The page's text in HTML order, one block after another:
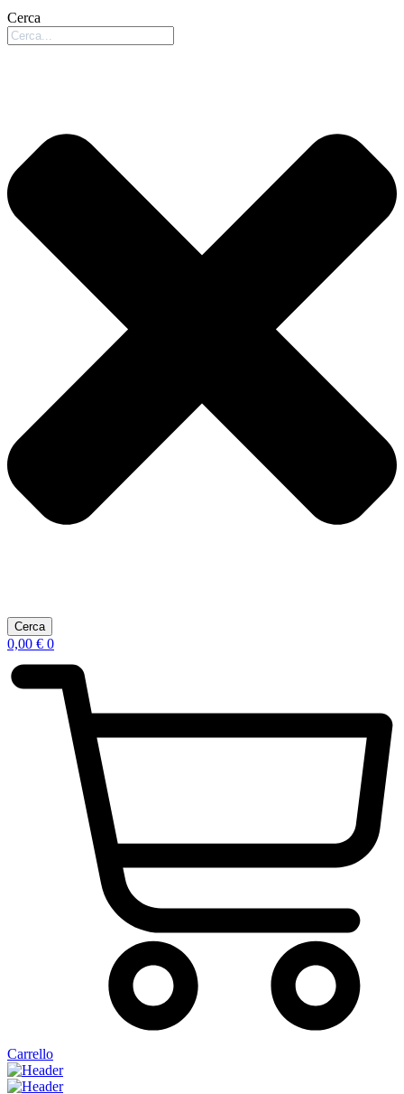
Cerca
Cerca
0,00 € 0
Carrello